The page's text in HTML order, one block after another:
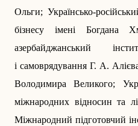
Ольги; Українсько-
бізнесу імені Богдана
азербайджанський
і самоврядування Г. А.
Володимира Великого;
міжнародних відносин та
Міжнародний підготовчий